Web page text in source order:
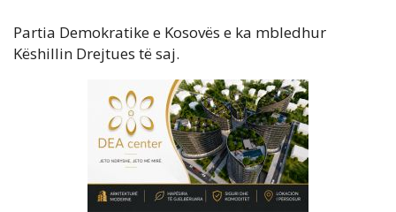
Partia Demokratike e Kosovës e ka mbledhur
Këshillin Drejtues të saj.